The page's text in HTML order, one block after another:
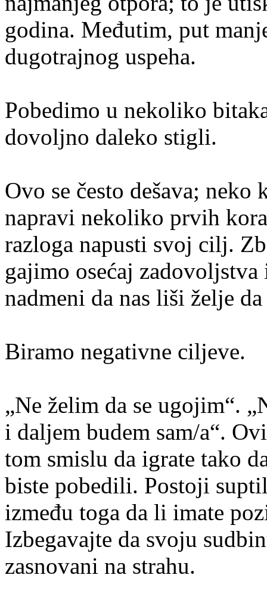
godina. Međutim, put
dugotrajnog uspeha.
Pobedimo u nekoliko
dovoljno daleko stigli.
Ovo se često dešava;
napravi nekoliko prvih
razloga napusti svoj cilj.
gajimo osećaj
nadmeni da nas liši želje
Biramo negativne ciljeve.
„Ne želim da se ugojim“.
i daljem budem sam/a“.
tom smislu da igrate tako
biste pobedili. Postoji
između toga da li imate
Izbegavajte da svoju
zasnovani na strahu.